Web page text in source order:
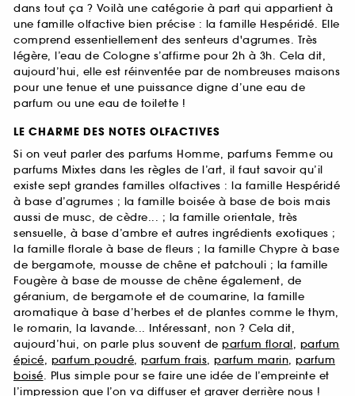
dans tout ça ? Voilà une catégorie à part qui appartient à
une famille olfactive bien précise : la famille Hespéridé. Elle
comprend essentiellement des senteurs d'agrumes. Très
légère, l’eau de Cologne s’affirme pour 2h à 3h. Cela dit,
aujourd’hui, elle est réinventée par de nombreuses maisons
pour une tenue et une puissance digne d’une eau de
parfum ou une eau de toilette !
LE CHARME DES NOTES OLFACTIVES
Si on veut parler des parfums Homme, parfums Femme ou
parfums Mixtes dans les règles de l’art, il faut savoir qu’il
existe sept grandes familles olfactives : la famille Hespéridé
à base d’agrumes ; la famille boisée à base de bois mais
aussi de musc, de cèdre... ; la famille orientale, très
sensuelle, à base d’ambre et autres ingrédients exotiques ;
la famille florale à base de fleurs ; la famille Chypre à base
de bergamote, mousse de chêne et patchouli ; la famille
Fougère à base de mousse de chêne également, de
géranium, de bergamote et de coumarine, la famille
aromatique à base d’herbes et de plantes comme le thym,
le romarin, la lavande... Intéressant, non ? Cela dit,
aujourd’hui, on parle plus souvent de parfum floral, parfum
épicé, parfum poudré, parfum frais, parfum marin, parfum
boisé. Plus simple pour se faire une idée de l’empreinte et
l’impression que l’on va diffuser et graver derrière nous !